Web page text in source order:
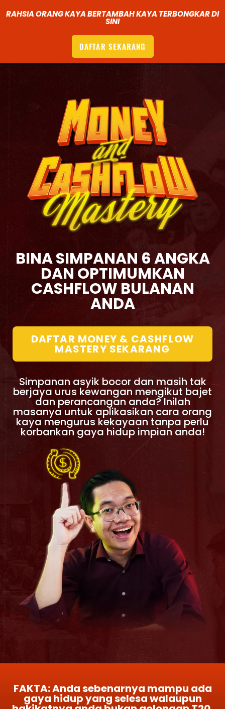
RAHSIA ORANG KAYA BERTAMBAH KAYA TERBONGKAR DI
SINI
DAFTAR SEKARANG
BINA SIMPANAN 6 ANGKA
DAN OPTIMUMKAN
CASHFLOW BULANAN
ANDA
DAFTAR MONEY & CASHFLOW
MASTERY SEKARANG
Simpanan asyik bocor dan masih tak
berjaya urus kewangan mengikut bajet
dan perancangan anda? Inilah
masanya untuk aplikasikan cara orang
kaya mengurus kekayaan tanpa perlu
korbankan gaya hidup impian anda!
FAKTA: Anda sebenarnya mampu ada
gaya hidup yang selesa walaupun